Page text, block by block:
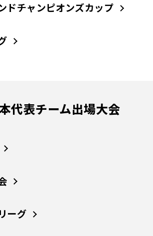
ドチャンピオンズカップ
代表チーム出場大会
ーグ